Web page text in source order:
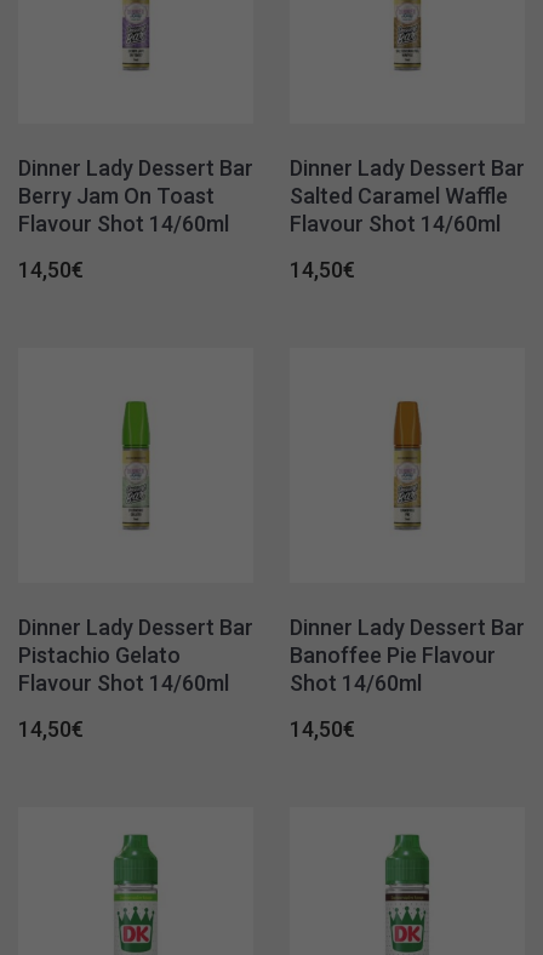
Dinner Lady Dessert Bar
Berry Jam On Toast
Flavour Shot 14/60ml
14,50€
Dinner Lady Dessert Bar
Salted Caramel Waffle
Flavour Shot 14/60ml
14,50€
Dinner Lady Dessert Bar
Pistachio Gelato
Flavour Shot 14/60ml
14,50€
Dinner Lady Dessert Bar
Banoffee Pie Flavour
Shot 14/60ml
14,50€